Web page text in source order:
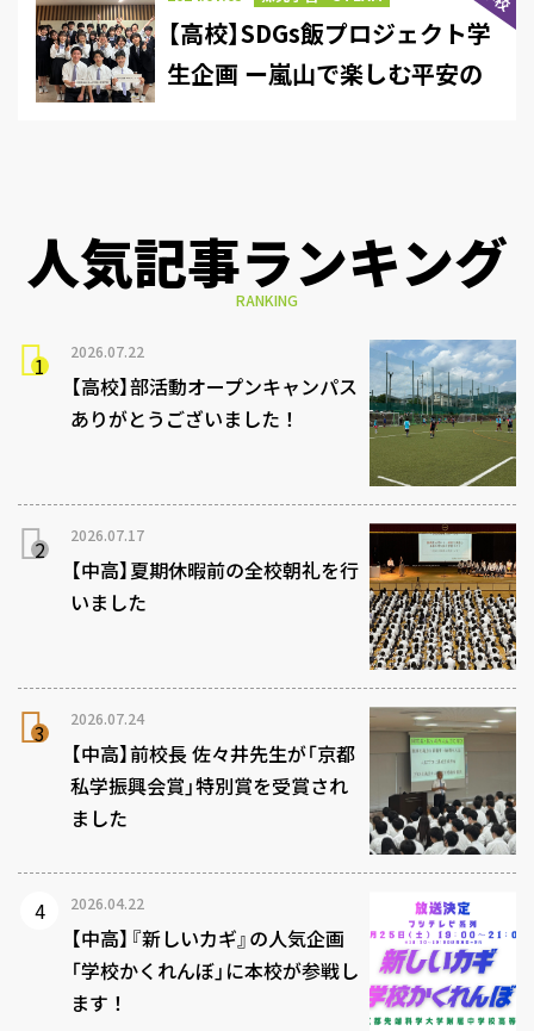
【高校】SDGs飯プロジェクト学
生企画 ー嵐山で楽しむ平安の
人気記事ランキング
RANKING
2026.07.22
【高校】部活動オープンキャンパス
ありがとうございました！
2026.07.17
【中高】夏期休暇前の全校朝礼を行
いました
2026.07.24
【中高】前校長 佐々井先生が「京都
私学振興会賞」特別賞を受賞され
ました
2026.04.22
【中高】『新しいカギ』の人気企画
「学校かくれんぼ」に本校が参戦し
ます！